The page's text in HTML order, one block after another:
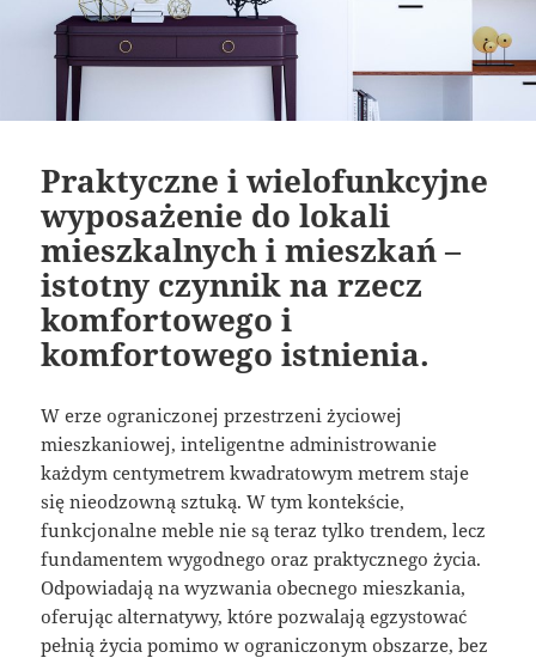
Praktyczne i wielofunkcyjne
wyposażenie do lokali
mieszkalnych i mieszkań –
istotny czynnik na rzecz
komfortowego i
komfortowego istnienia.
W erze ograniczonej przestrzeni życiowej
mieszkaniowej, inteligentne administrowanie
każdym centymetrem kwadratowym metrem staje
się nieodzowną sztuką. W tym kontekście,
funkcjonalne meble nie są teraz tylko trendem, lecz
fundamentem wygodnego oraz praktycznego życia.
Odpowiadają na wyzwania obecnego mieszkania,
oferując alternatywy, które pozwalają egzystować
pełnią życia pomimo w ograniczonym obszarze, bez